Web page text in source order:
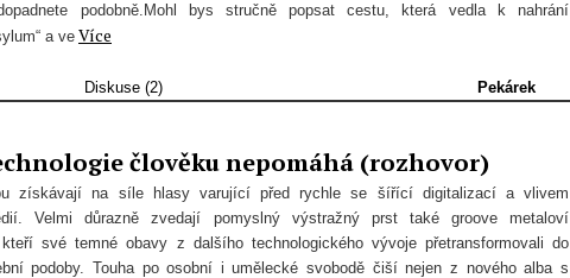
podobně.Mohl bys stručně popsat cestu, která vedla k nahrání
a ve Více
Diskuse (2) Pekárek
člověku nepomáhá (rozhovor)
získávají na síle hlasy varující před rychle se šířící digitalizací a vlivem
Velmi důrazně zvedají pomyslný výstražný prst také groove metaloví
kteří své temné obavy z dalšího technologického vývoje přetransformovali do
podoby. Touha po osobní i umělecké svobodě čiší nejen z nového alba s